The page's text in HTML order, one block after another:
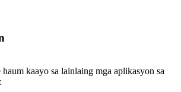
kaayo sa lainlaing mga aplikasyon sa